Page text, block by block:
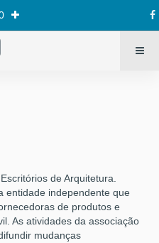
de Arquitetura.
entidade independente que
de produtos e
As atividades da associação
mudanças